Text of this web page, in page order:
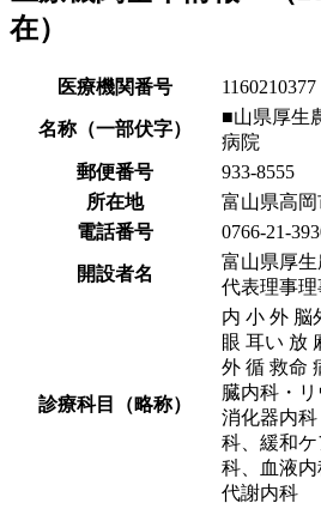
在）
医療機関番号 1160210377
名称（一部伏字）
■山県厚生
病院
郵便番号
933-8555
所在地
富山県高
電話番号
0766-21-
開設者名
富山県厚
代表理事
診療科目（略称）
内 小 外 脳
眼 耳い 放
外 循 救命
臓内科・リ
消化器内
科、緩和
科、血液内
代謝内科